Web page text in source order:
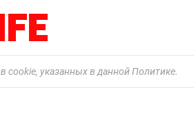
cookie, указанных в данной Политике.